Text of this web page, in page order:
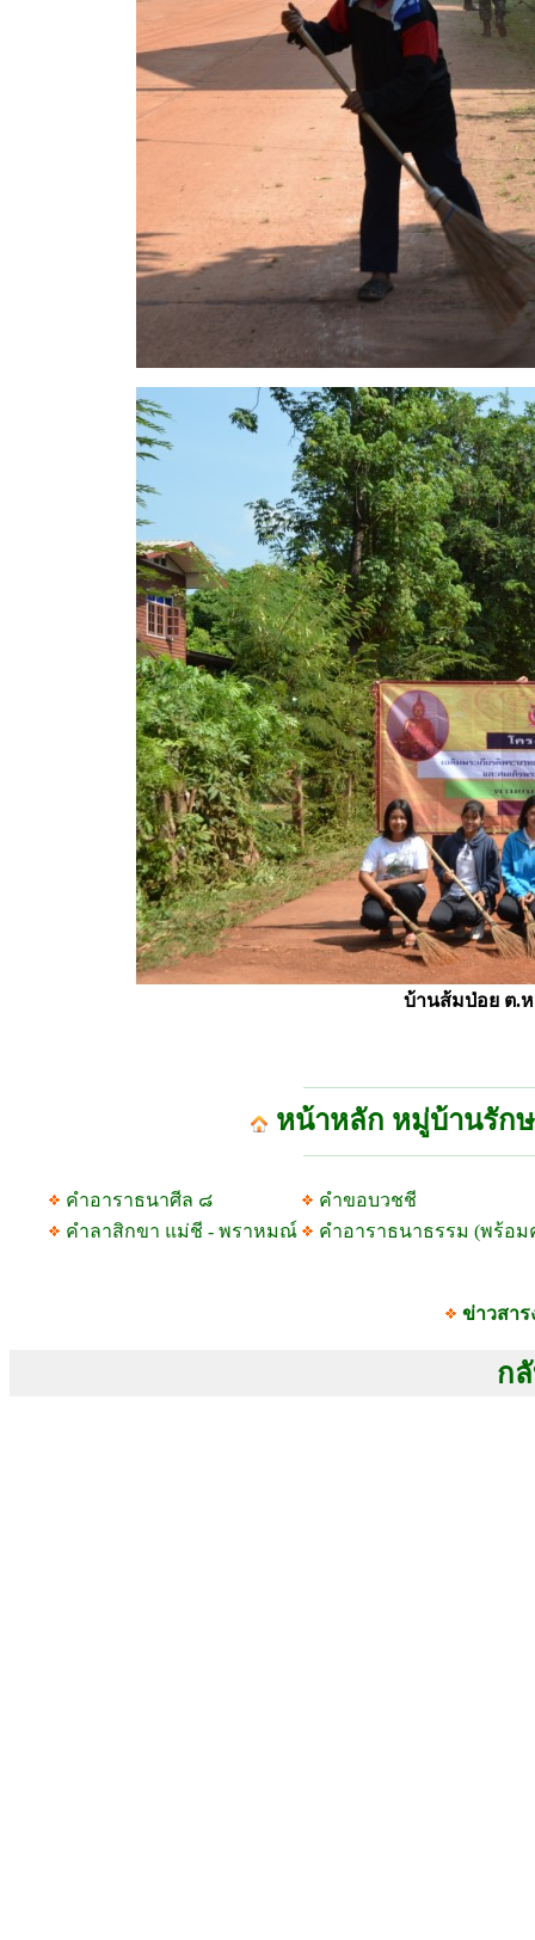
บ้านส้มป่อย ต.
หน้าหลัก หมู่บ้านรัก
คำอาราธนาศีล ๘
คำขอบวชชี
คำลาสิกขา แม่ชี - พราหมณ์
คำอาราธนาธรรม (พร้อม
ข่าวสา
ก